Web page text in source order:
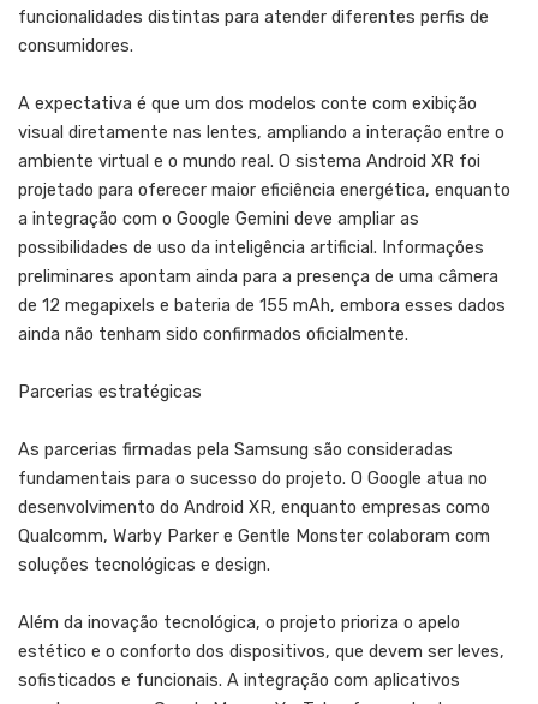
funcionalidades distintas para atender diferentes perfis de
consumidores.
A expectativa é que um dos modelos conte com exibição
visual diretamente nas lentes, ampliando a interação entre o
ambiente virtual e o mundo real. O sistema Android XR foi
projetado para oferecer maior eficiência energética, enquanto
a integração com o Google Gemini deve ampliar as
possibilidades de uso da inteligência artificial. Informações
preliminares apontam ainda para a presença de uma câmera
de 12 megapixels e bateria de 155 mAh, embora esses dados
ainda não tenham sido confirmados oficialmente.
Parcerias estratégicas
As parcerias firmadas pela Samsung são consideradas
fundamentais para o sucesso do projeto. O Google atua no
desenvolvimento do Android XR, enquanto empresas como
Qualcomm, Warby Parker e Gentle Monster colaboram com
soluções tecnológicas e design.
Além da inovação tecnológica, o projeto prioriza o apelo
estético e o conforto dos dispositivos, que devem ser leves,
sofisticados e funcionais. A integração com aplicativos